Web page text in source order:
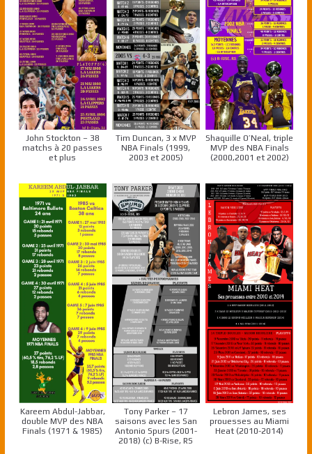
John Stockton – 38
matchs à 20 passes
et plus
Tim Duncan, 3 x MVP
NBA Finals (1999,
2003 et 2005)
Shaquille O’Neal, triple
MVP des NBA Finals
(2000,2001 et 2002)
Kareem Abdul-Jabbar,
double MVP des NBA
Finals (1971 & 1985)
Tony Parker – 17
saisons avec les San
Antonio Spurs (2001-
2018) (c) B-Rise, RS
Lebron James, ses
prouesses au Miami
Heat (2010-2014)